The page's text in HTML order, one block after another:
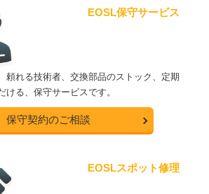
EOSL保守サービス
頼れる技術者、交換部品のストック、定期
ける、保守サービスです。
保守契約のご相談
EOSLスポット修理